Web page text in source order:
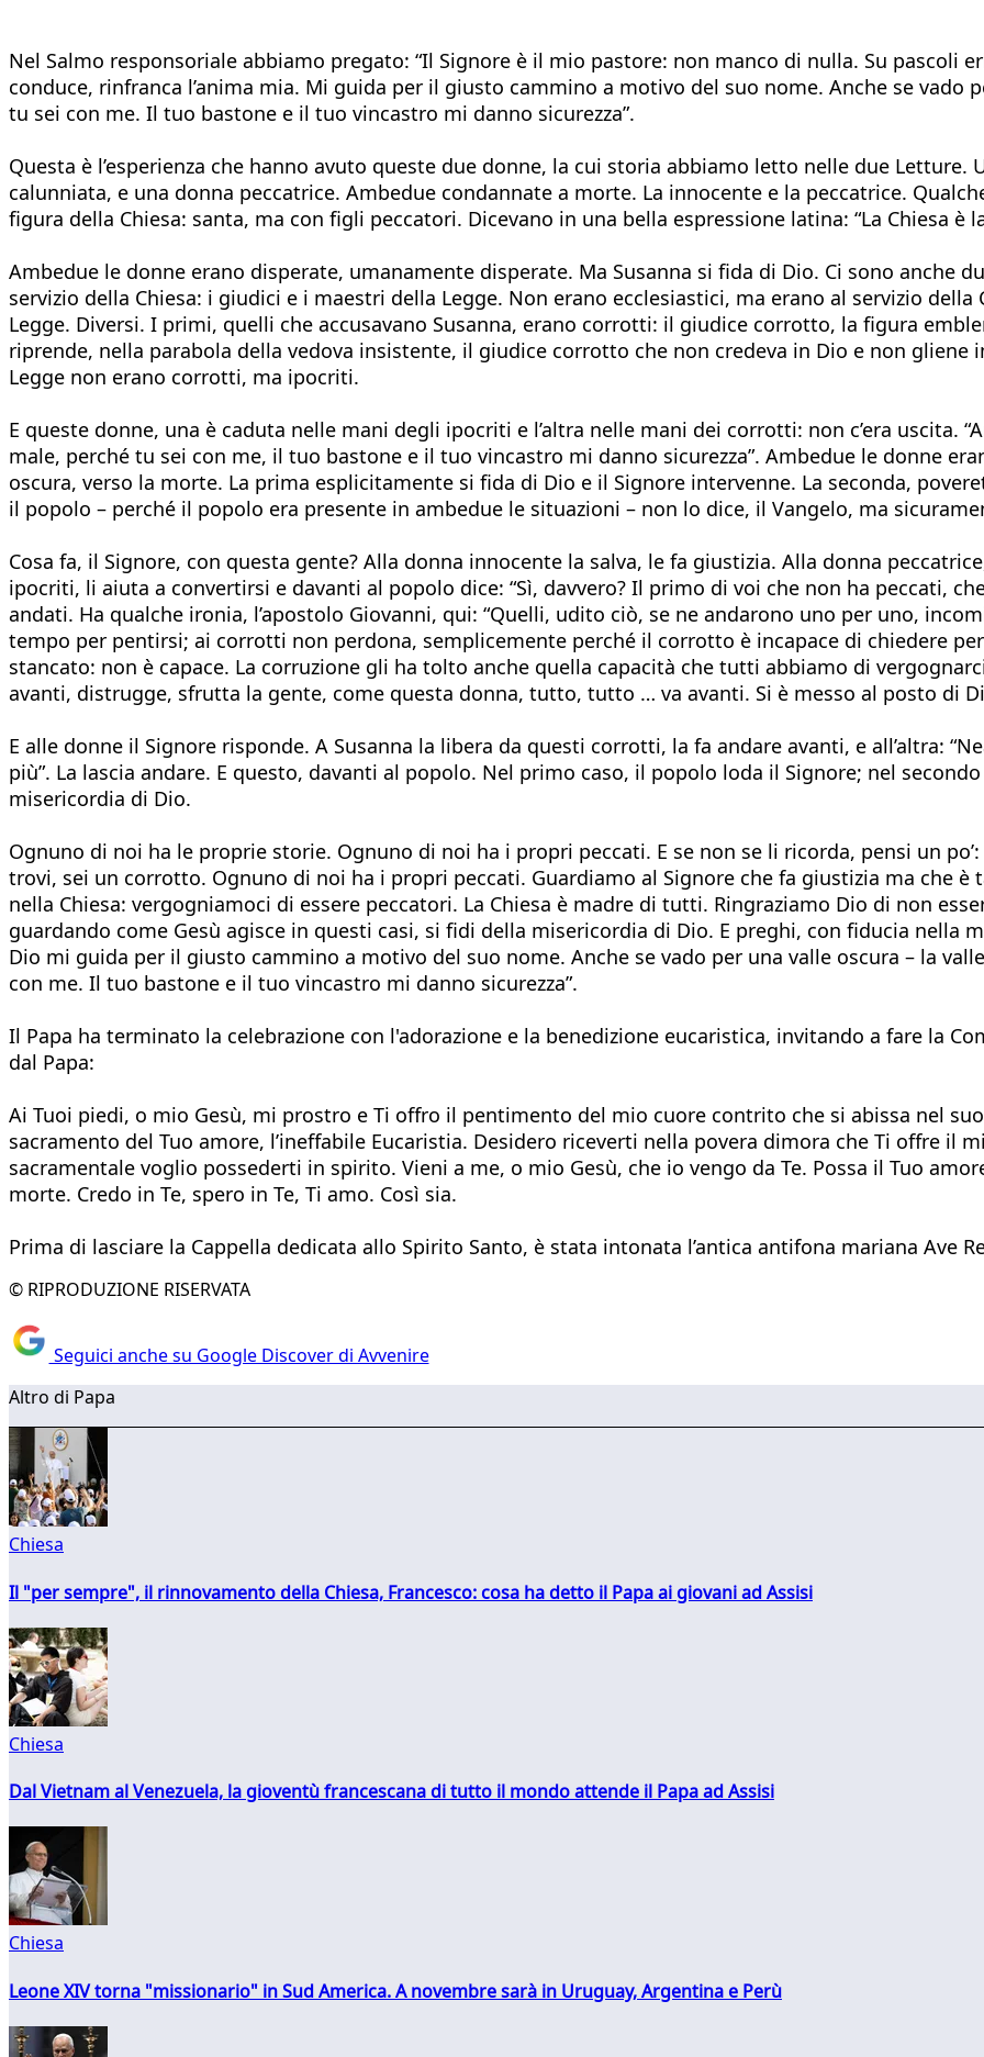
Nel Salmo responsoriale abbiamo pregato: “Il Signore è il mio pastore: non manco di nulla. Su pascoli
conduce, rinfranca l’anima mia. Mi guida per il giusto cammino a motivo del suo nome. Anche se vado
tu sei con me. Il tuo bastone e il tuo vincastro mi danno sicurezza”.
Questa è l’esperienza che hanno avuto queste due donne, la cui storia abbiamo letto nelle due Letture.
calunniata, e una donna peccatrice. Ambedue condannate a morte. La innocente e la peccatrice.
figura della Chiesa: santa, ma con figli peccatori. Dicevano in una bella espressione latina: “La Chiesa è
Ambedue le donne erano disperate, umanamente disperate. Ma Susanna si fida di Dio. Ci sono anche
servizio della Chiesa: i giudici e i maestri della Legge. Non erano ecclesiastici, ma erano al servizio
Legge. Diversi. I primi, quelli che accusavano Susanna, erano corrotti: il giudice corrotto, la figura
riprende, nella parabola della vedova insistente, il giudice corrotto che non credeva in Dio e non
Legge non erano corrotti, ma ipocriti.
E queste donne, una è caduta nelle mani degli ipocriti e l’altra nelle mani dei corrotti: non c’era uscita.
male, perché tu sei con me, il tuo bastone e il tuo vincastro mi danno sicurezza”. Ambedue le donne
oscura, verso la morte. La prima esplicitamente si fida di Dio e il Signore intervenne. La seconda,
il popolo – perché il popolo era presente in ambedue le situazioni – non lo dice, il Vangelo, ma
Cosa fa, il Signore, con questa gente? Alla donna innocente la salva, le fa giustizia. Alla donna
ipocriti, li aiuta a convertirsi e davanti al popolo dice: “Sì, davvero? Il primo di voi che non ha peccati,
andati. Ha qualche ironia, l’apostolo Giovanni, qui: “Quelli, udito ciò, se ne andarono uno per uno,
tempo per pentirsi; ai corrotti non perdona, semplicemente perché il corrotto è incapace di chiedere
stancato: non è capace. La corruzione gli ha tolto anche quella capacità che tutti abbiamo di
avanti, distrugge, sfrutta la gente, come questa donna, tutto, tutto … va avanti. Si è messo al posto di
E alle donne il Signore risponde. A Susanna la libera da questi corrotti, la fa andare avanti, e all’altra:
più”. La lascia andare. E questo, davanti al popolo. Nel primo caso, il popolo loda il Signore; nel
misericordia di Dio.
Ognuno di noi ha le proprie storie. Ognuno di noi ha i propri peccati. E se non se li ricorda, pensi un
trovi, sei un corrotto. Ognuno di noi ha i propri peccati. Guardiamo al Signore che fa giustizia ma che
nella Chiesa: vergogniamoci di essere peccatori. La Chiesa è madre di tutti. Ringraziamo Dio di non
guardando come Gesù agisce in questi casi, si fidi della misericordia di Dio. E preghi, con fiducia nella
Dio mi guida per il giusto cammino a motivo del suo nome. Anche se vado per una valle oscura – la
con me. Il tuo bastone e il tuo vincastro mi danno sicurezza”.
Il Papa ha terminato la celebrazione con l'adorazione e la benedizione eucaristica, invitando a fare la
dal Papa:
Ai Tuoi piedi, o mio Gesù, mi prostro e Ti offro il pentimento del mio cuore contrito che si abissa nel
sacramento del Tuo amore, l’ineffabile Eucaristia. Desidero riceverti nella povera dimora che Ti offre il
sacramentale voglio possederti in spirito. Vieni a me, o mio Gesù, che io vengo da Te. Possa il Tuo
morte. Credo in Te, spero in Te, Ti amo. Così sia.
Prima di lasciare la Cappella dedicata allo Spirito Santo, è stata intonata l’antica antifona mariana Ave
© RIPRODUZIONE RISERVATA
Seguici anche su Google Discover di Avvenire
Altro di Papa
Chiesa
Il "per sempre", il rinnovamento della Chiesa, Francesco: cosa ha detto il Papa ai giovani ad Assisi
Chiesa
Dal Vietnam al Venezuela, la gioventù francescana di tutto il mondo attende il Papa ad Assisi
Chiesa
Leone XIV torna "missionario" in Sud America. A novembre sarà in Uruguay, Argentina e Perù